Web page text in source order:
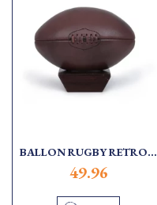
BALLON RUGBY RETRO...
49.96